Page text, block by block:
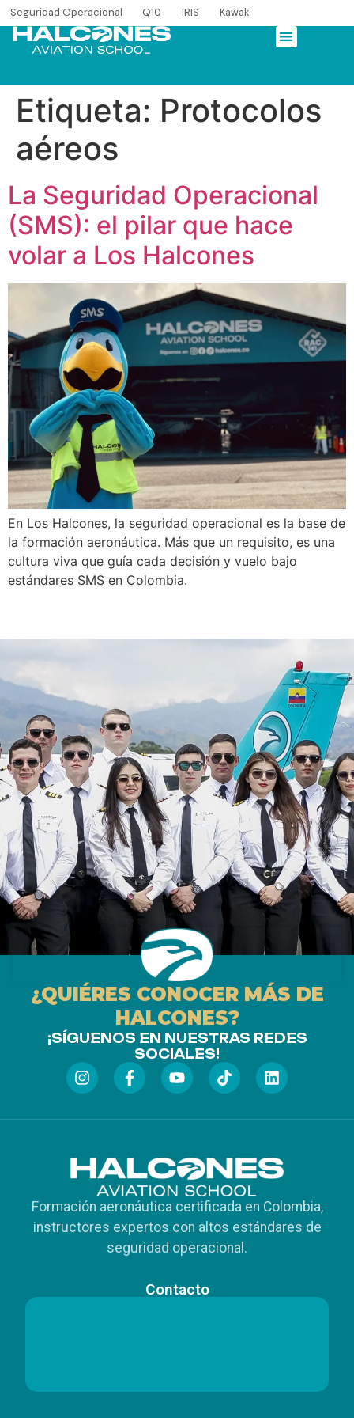
Seguridad Operacional Q10 IRIS Kawak
Etiqueta: Protocolos
aéreos
La Seguridad Operacional
(SMS): el pilar que hace
volar a Los Halcones
En Los Halcones, la seguridad operacional es la base de
la formación aeronáutica. Más que un requisito, es una
cultura viva que guía cada decisión y vuelo bajo
estándares SMS en Colombia.
¿QUIÉRES CONOCER MÁS DE
HALCONES?
¡SÍGUENOS EN NUESTRAS REDES
SOCIALES!
Formación aeronáutica certificada en Colombia,
instructores expertos con altos estándares de
seguridad operacional.
Contacto